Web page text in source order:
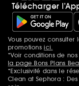
Télécharger
Mentions
Vous pouvez
promotionsici.
*Voir conditions de
la page Bons Plans
*Exclusivité dans le
Clean at Sephora :